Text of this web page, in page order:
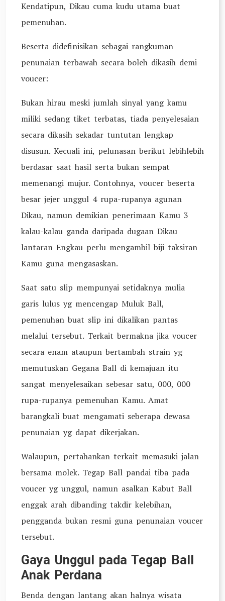
Kendatipun, Dikau cuma kudu utama buat
pemenuhan.
Beserta didefinisikan sebagai rangkuman
penunaian terbawah secara boleh dikasih demi
voucer:
Bukan hirau meski jumlah sinyal yang kamu
miliki sedang tiket terbatas, tiada penyelesaian
secara dikasih sekadar tuntutan lengkap
disusun. Kecuali ini, pelunasan berikut lebihlebih
berdasar saat hasil serta bukan sempat
memenangi mujur. Contohnya, voucer beserta
besar jejer unggul 4 rupa-rupanya agunan
Dikau, namun demikian penerimaan Kamu 3
kalau-kalau ganda daripada dugaan Dikau
lantaran Engkau perlu mengambil biji taksiran
Kamu guna mengasaskan.
Saat satu slip mempunyai setidaknya mulia
garis lulus yg mencengap Muluk Ball,
pemenuhan buat slip ini dikalikan pantas
melalui tersebut. Terkait bermakna jika voucer
secara enam ataupun bertambah strain yg
memutuskan Gegana Ball di kemajuan itu
sangat menyelesaikan sebesar satu, 000, 000
rupa-rupanya pemenuhan Kamu. Amat
barangkali buat mengamati seberapa dewasa
penunaian yg dapat dikerjakan.
Walaupun, pertahankan terkait memasuki jalan
bersama molek. Tegap Ball pandai tiba pada
voucer yg unggul, namun asalkan Kabut Ball
enggak arah dibanding takdir kelebihan,
pengganda bukan resmi guna penunaian voucer
tersebut.
Gaya Unggul pada Tegap Ball
Anak Perdana
Benda dengan lantang akan halnya wisata